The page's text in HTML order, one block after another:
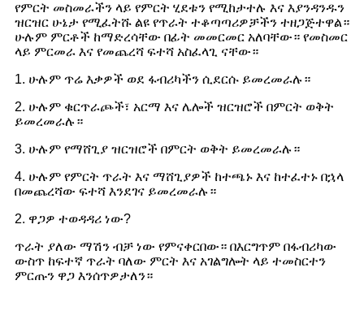
የምርት መስመራችን ላይ የምርት ሂደቱን የሚከታተሉ እና እያንዳንዱን
ዝርዝር ሁኔታ የሚፈትሹ ልዩ የጥራት ተቆጣጣሪዎቻችን ተዘጋጅተዋል።
ሁሉም ምርቶች ከማድረሳቸው በፊት መመርመር አለባቸው። የመስመር
ላይ ምርመራ እና የመጨረሻ ፍተሻ አስፈላጊ ናቸው።
1. ሁሉም ጥሬ እቃዎች ወደ ፋብሪካችን ሲደርሱ ይመረመራሉ።
2. ሁሉም ቁርጥራጮች፣ አርማ እና ሌሎች ዝርዝሮች በምርት ወቅት
ይመረመራሉ።
3. ሁሉም የማሸጊያ ዝርዝሮች በምርት ወቅት ይመረመራሉ።
4. ሁሉም የምርት ጥራት እና ማሸጊያዎች ከተጫኑ እና ከተፈተኑ በኋላ
በመጨረሻው ፍተሻ እንደገና ይመረመራሉ።
2. ዋጋዎ ተወዳዳሪ ነው?
ጥራት ያለው ማሽን ብቻ ነው የምናቀርበው። በእርግጥም በፋብሪካው
ውስጥ ከፍተኛ ጥራት ባለው ምርት እና አገልግሎት ላይ ተመስርተን
ምርጡን ዋጋ እንሰጥዎታለን።